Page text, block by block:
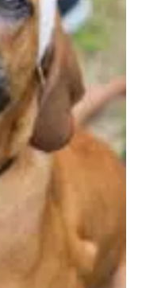
a inmigrantes: Cómo